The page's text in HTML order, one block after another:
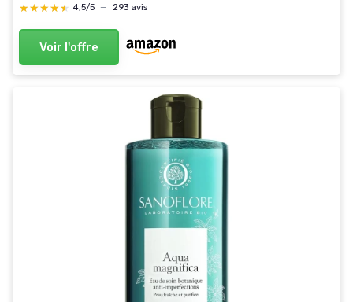
★★★★★
★★★★★ 4,5/5 — 293 avis
Voir l'offre